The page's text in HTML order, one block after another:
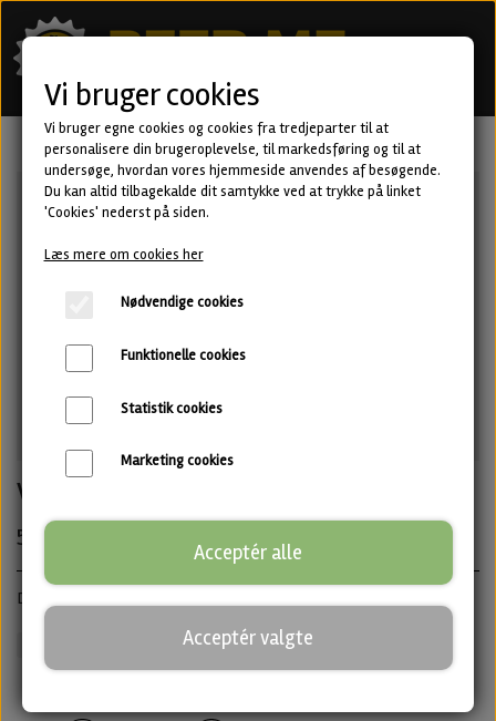
VITOSHA - Double IPA fra Pühaste
50,00 kr.
Double IPA · ABV: 8,3% · Dåse: 33 cl
Untappd
Vi bruger cookies
Vi bruger egne cookies og cookies fra tredjeparter til at
personalisere din brugeroplevelse, til markedsføring og til at
undersøge, hvordan vores hjemmeside anvendes af besøgende.
Du kan altid tilbagekalde dit samtykke ved at trykke på linket
'Cookies' nederst på siden.
Læs mere om cookies her
Nødvendige cookies
Funktionelle cookies
Statistik cookies
Marketing cookies
Acceptér alle
Acceptér valgte